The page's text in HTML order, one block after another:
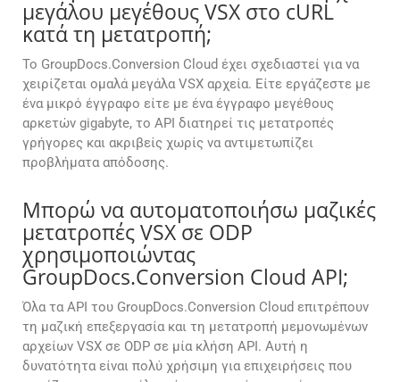
μεγάλου μεγέθους VSX στο cURL
κατά τη μετατροπή;
Το GroupDocs.Conversion Cloud έχει σχεδιαστεί για να
χειρίζεται ομαλά μεγάλα VSX αρχεία. Είτε εργάζεστε με
ένα μικρό έγγραφο είτε με ένα έγγραφο μεγέθους
αρκετών gigabyte, το API διατηρεί τις μετατροπές
γρήγορες και ακριβείς χωρίς να αντιμετωπίζει
προβλήματα απόδοσης.
Μπορώ να αυτοματοποιήσω μαζικές
μετατροπές VSX σε ODP
χρησιμοποιώντας
GroupDocs.Conversion Cloud API;
Όλα τα API του GroupDocs.Conversion Cloud επιτρέπουν
τη μαζική επεξεργασία και τη μετατροπή μεμονωμένων
αρχείων VSX σε ODP σε μία κλήση API. Αυτή η
δυνατότητα είναι πολύ χρήσιμη για επιχειρήσεις που